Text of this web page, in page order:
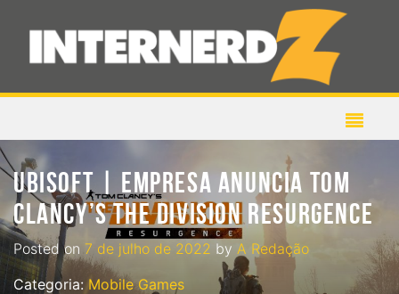
UBISOFT | EMPRESA ANUNCIA TOM
CLANCY’S THE DIVISION RESURGENCE
Posted on 7 de julho de 2022 by A Redação
Categoria: Mobile Games